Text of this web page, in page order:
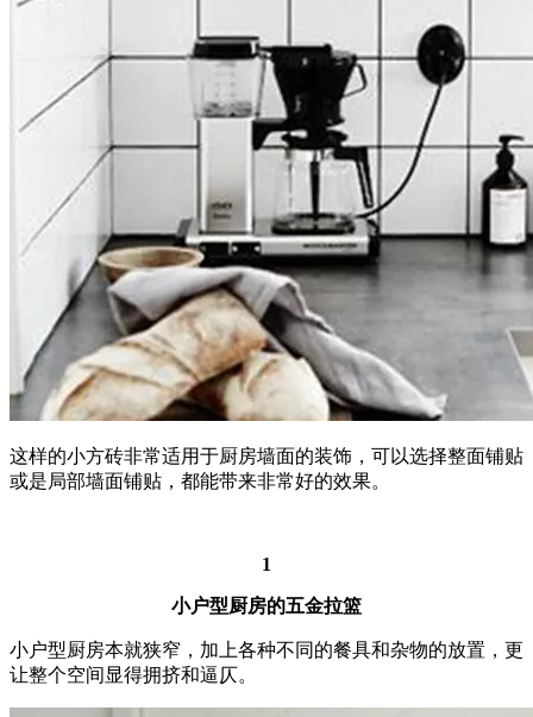
这样的小方砖非常适用于厨房墙面的装饰，可以选择整面铺贴
或是局部墙面铺贴，都能带来非常好的效果。
1
小户型厨房的五金拉篮
小户型厨房本就狭窄，加上各种不同的餐具和杂物的放置，更
让整个空间显得拥挤和逼仄。